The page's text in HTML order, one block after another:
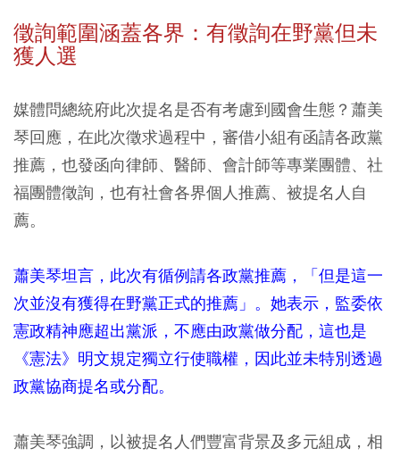
徵詢範圍涵蓋各界：有徵詢在野黨但未
獲人選
媒體問總統府此次提名是否有考慮到國會生態？蕭美
琴回應，在此次徵求過程中，審借小組有函請各政黨
推薦，也發函向律師、醫師、會計師等專業團體、社
福團體徵詢，也有社會各界個人推薦、被提名人自
薦。
蕭美琴坦言，此次有循例請各政黨推薦，「但是這一
次並沒有獲得在野黨正式的推薦」。她表示，監委依
憲政精神應超出黨派，不應由政黨做分配，這也是
《憲法》明文規定獨立行使職權，因此並未特別透過
政黨協商提名或分配。
蕭美琴強調，以被提名人們豐富背景及多元組成，相